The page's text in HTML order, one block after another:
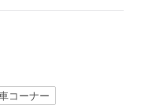
コーナー